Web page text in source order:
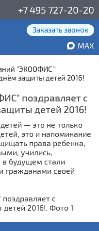
+7 495 727-20-20
Заказать звонок
MAX
"ЭКООФИС"
защиты детей 2016!
поздравляет с
детей 2016!
— это не только
это и напоминание
права ребенка,
учились,
будущем стали
гражданами своей